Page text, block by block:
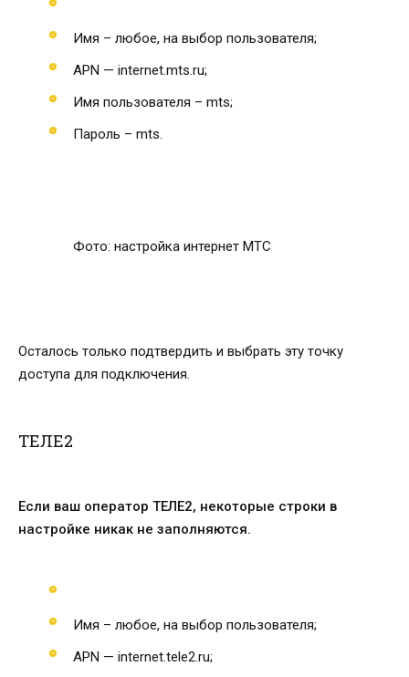
Имя – любое, на выбор пользователя;
APN — internet.mts.ru;
Имя пользователя – mts;
Пароль – mts.
Фото: настройка интернет МТС
Осталось только подтвердить и выбрать эту точку
доступа для подключения.
ТЕЛЕ2
Если ваш оператор ТЕЛЕ2, некоторые строки в
настройке никак не заполняются.
Имя – любое, на выбор пользователя;
APN — internet.tele2.ru;